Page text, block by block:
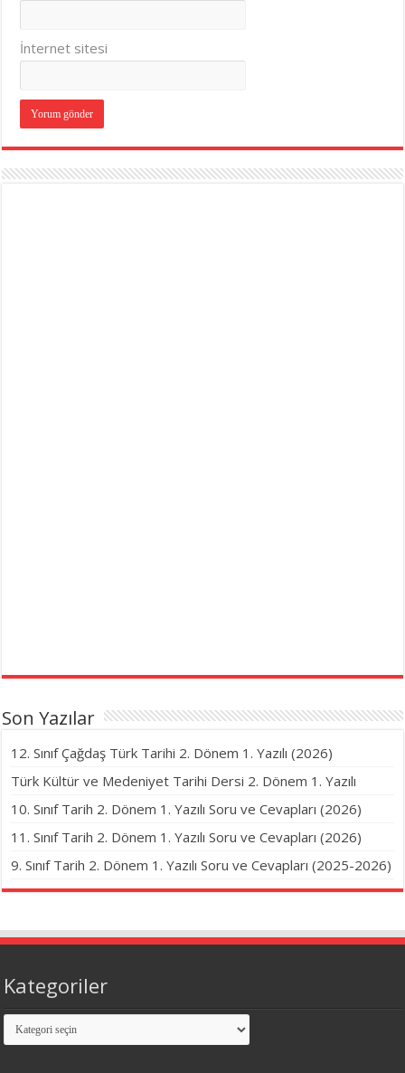
İnternet sitesi
Son Yazılar
12. Sınıf Çağdaş Türk Tarihi 2. Dönem 1. Yazılı (2026)
Türk Kültür ve Medeniyet Tarihi Dersi 2. Dönem 1. Yazılı
10. Sınıf Tarih 2. Dönem 1. Yazılı Soru ve Cevapları (2026)
11. Sınıf Tarih 2. Dönem 1. Yazılı Soru ve Cevapları (2026)
9. Sınıf Tarih 2. Dönem 1. Yazılı Soru ve Cevapları (2025-2026)
Kategoriler
Kategoriler